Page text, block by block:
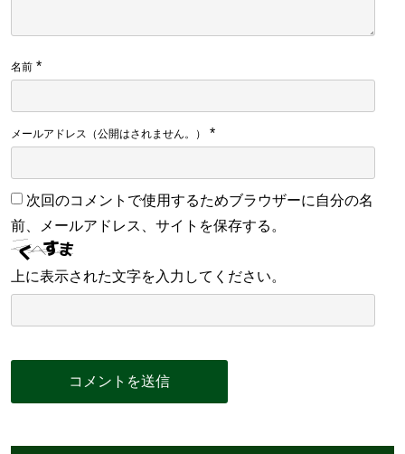
名前 *
メールアドレス（公開はされません。） *
次回のコメントで使用するためブラウザーに自分の名
前、メールアドレス、サイトを保存する。
上に表示された文字を入力してください。